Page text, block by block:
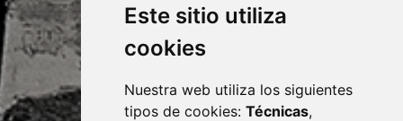
Este sitio utiliza
cookies
Nuestra web utiliza los siguientes
tipos de cookies: Técnicas,